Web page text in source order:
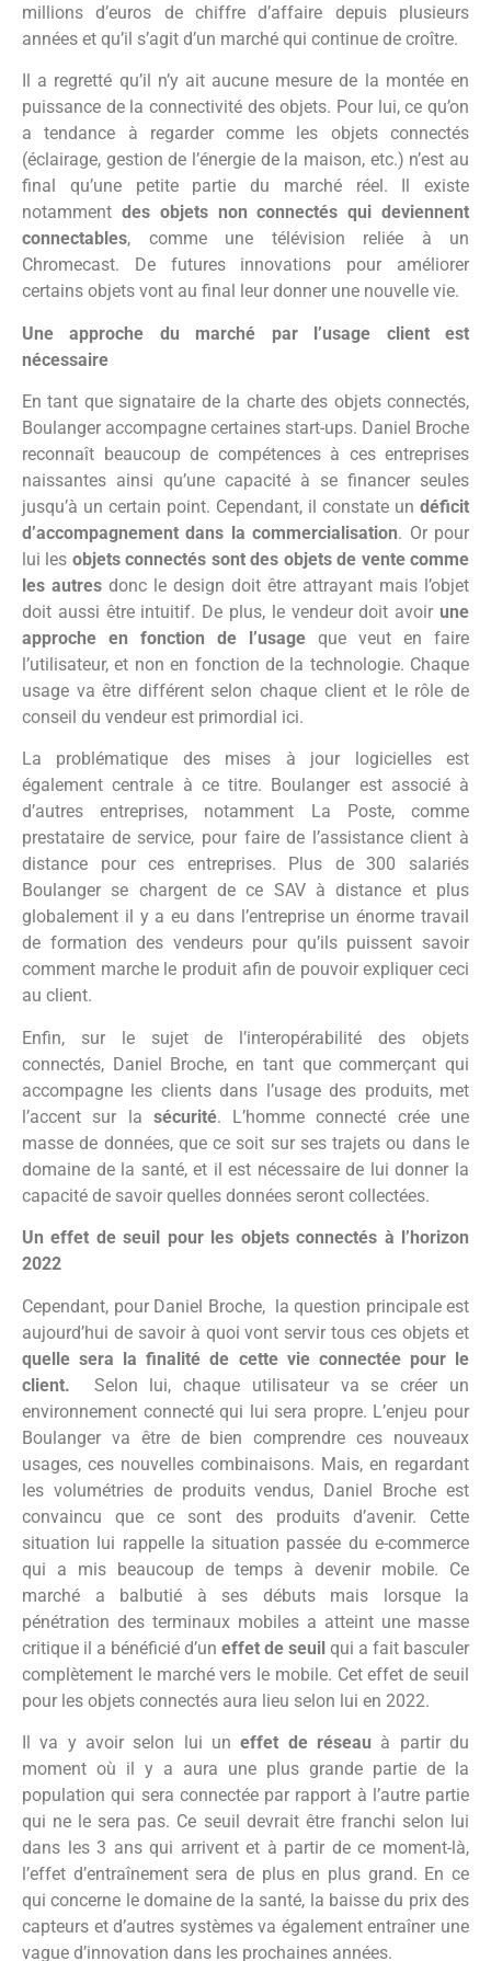
millions d’euros de chiffre d’affaire depuis plusieurs
années et qu’il s’agit d’un marché qui continue de croître.
Il a regretté qu’il n’y ait aucune mesure de la montée en
puissance de la connectivité des objets. Pour lui, ce qu’on
a tendance à regarder comme les objets connectés
(éclairage, gestion de l’énergie de la maison, etc.) n’est au
final qu’une petite partie du marché réel. Il existe
notamment des objets non connectés qui deviennent
connectables, comme une télévision reliée à un
Chromecast. De futures innovations pour améliorer
certains objets vont au final leur donner une nouvelle vie.
Une approche du marché par l’usage client est
nécessaire
En tant que signataire de la charte des objets connectés,
Boulanger accompagne certaines start-ups. Daniel Broche
reconnaît beaucoup de compétences à ces entreprises
naissantes ainsi qu’une capacité à se financer seules
jusqu’à un certain point. Cependant, il constate un déficit
d’accompagnement dans la commercialisation. Or pour
lui les objets connectés sont des objets de vente comme
les autres donc le design doit être attrayant mais l’objet
doit aussi être intuitif. De plus, le vendeur doit avoir une
approche en fonction de l’usage que veut en faire
l’utilisateur, et non en fonction de la technologie. Chaque
usage va être différent selon chaque client et le rôle de
conseil du vendeur est primordial ici.
La problématique des mises à jour logicielles est
également centrale à ce titre. Boulanger est associé à
d’autres entreprises, notamment La Poste, comme
prestataire de service, pour faire de l’assistance client à
distance pour ces entreprises. Plus de 300 salariés
Boulanger se chargent de ce SAV à distance et plus
globalement il y a eu dans l’entreprise un énorme travail
de formation des vendeurs pour qu’ils puissent savoir
comment marche le produit afin de pouvoir expliquer ceci
au client.
Enfin, sur le sujet de l’interopérabilité des objets
connectés, Daniel Broche, en tant que commerçant qui
accompagne les clients dans l’usage des produits, met
l’accent sur la sécurité. L’homme connecté crée une
masse de données, que ce soit sur ses trajets ou dans le
domaine de la santé, et il est nécessaire de lui donner la
capacité de savoir quelles données seront collectées.
Un effet de seuil pour les objets connectés à l’horizon
2022
Cependant, pour Daniel Broche, la question principale est
aujourd’hui de savoir à quoi vont servir tous ces objets et
quelle sera la finalité de cette vie connectée pour le
client. Selon lui, chaque utilisateur va se créer un
environnement connecté qui lui sera propre. L’enjeu pour
Boulanger va être de bien comprendre ces nouveaux
usages, ces nouvelles combinaisons. Mais, en regardant
les volumétries de produits vendus, Daniel Broche est
convaincu que ce sont des produits d’avenir. Cette
situation lui rappelle la situation passée du e-commerce
qui a mis beaucoup de temps à devenir mobile. Ce
marché a balbutié à ses débuts mais lorsque la
pénétration des terminaux mobiles a atteint une masse
critique il a bénéficié d’un effet de seuil qui a fait basculer
complètement le marché vers le mobile. Cet effet de seuil
pour les objets connectés aura lieu selon lui en 2022.
Il va y avoir selon lui uneffet de réseau à partir du
moment où il y a aura une plus grande partie de la
population qui sera connectée par rapport à l’autre partie
qui ne le sera pas. Ce seuil devrait être franchi selon lui
dans les 3 ans qui arrivent et à partir de ce moment-là,
l’effet d’entraînement sera de plus en plus grand. En ce
qui concerne le domaine de la santé, la baisse du prix des
capteurs et d’autres systèmes va également entraîner une
vague d’innovation dans les prochaines années.